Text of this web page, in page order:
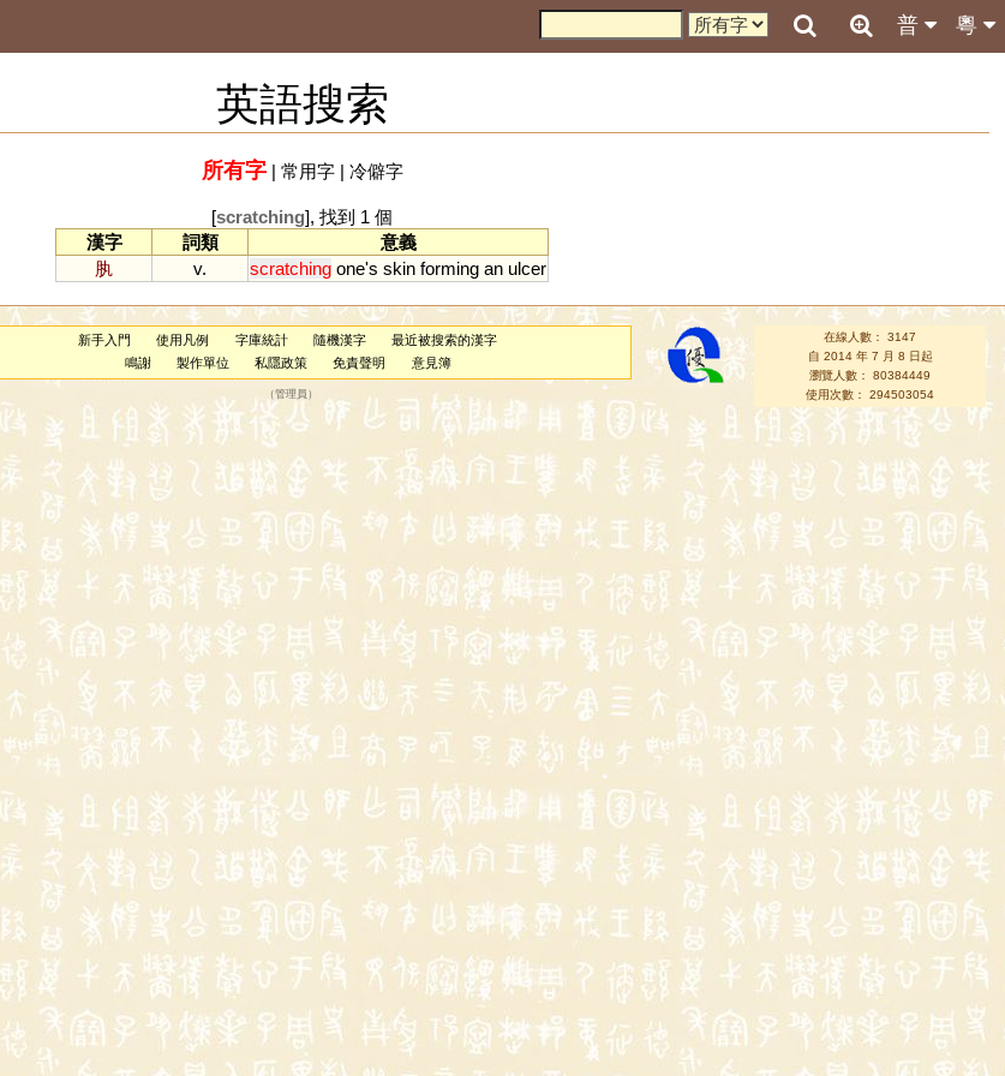
粵
普
英語搜索
所有字| 常用字| 冷僻字
[scratching], 找到 1 個
漢字
詞類
意義
肒
v. scratching one's skin forming an ulcer
新手入門 使用凡例 字庫統計 隨機漢字
最近被搜索的漢字
鳴謝
製作單位 私隱政策 免責聲明 意見簿
（管理員 ）
在線人數： 3147
自 2014 年 7 月 8 日起
瀏覽人數： 80384449
使用次數： 294503054